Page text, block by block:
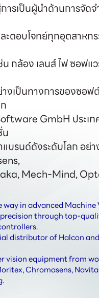
ารเป็นผู้นำด้านการจั
ะตอบโจทย์ทุกอุตสาหก
กล้อง เลนส์ ไฟ ซอฟแ
งเป็นทางการของซอ
GmbH ประเท
แบรนด์ดังระดับโลก อ
Mech-Mind,
way in advanced
through top-
distributor of Halcon
vision equipment from
Chromasens,